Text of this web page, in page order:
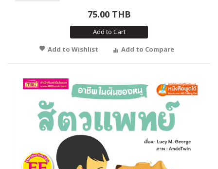
75.00 THB
Add to Cart
Add to Wishlist
Add to Compare